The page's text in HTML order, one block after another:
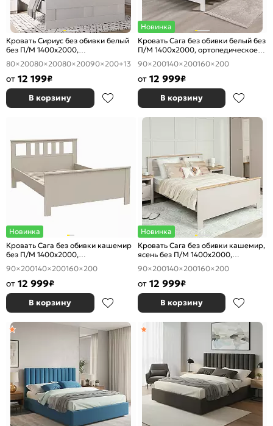
Кровать Сириус без обивки белый
без П/М 1400x2000,
ортопедическое основание,
изголовье жесткое
80×20080×20080×20090×200+13
от 12 199₽
В корзину
Новинка
Кровать Сага без обивки белый без
П/М 1400x2000, ортопедическое
основание, изголовье жесткое
90×200140×200160×200
от 12 999₽
В корзину
Новинка
Кровать Сага без обивки кашемир
без П/М 1400x2000,
ортопедическое основание,
изголовье жесткое
90×200140×200160×200
от 12 999₽
В корзину
Новинка
Кровать Сага без обивки кашемир,
ясень без П/М 1400x2000,
ортопедическое основание,
изголовье жесткое
90×200140×200160×200
от 12 999₽
В корзину